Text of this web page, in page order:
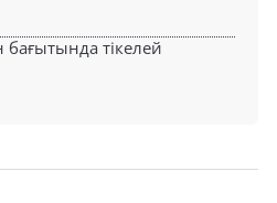
бағытында тікелей